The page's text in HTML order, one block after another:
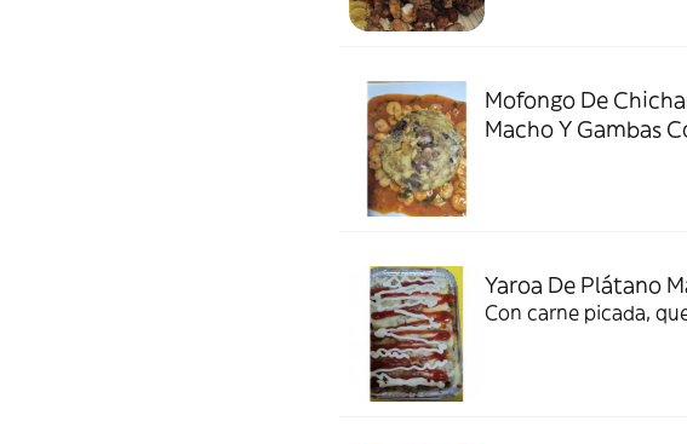
Mofongo De
Macho Y Gambas
Yaroa De Plátano
Con carne picada,